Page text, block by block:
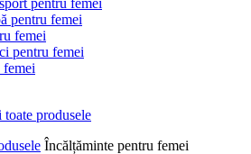
pentru femei
pentru femei
femei
pentru femei
femei
Încălțăminte pentru femei